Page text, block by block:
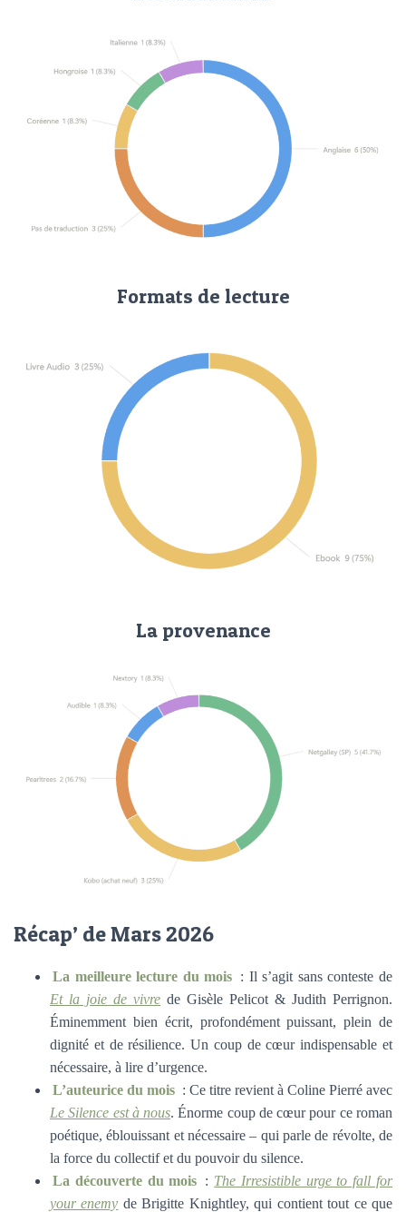
Formats de lecture
La provenance
Récap’ de Mars 2026
La meilleure lecture du mois : Il s’agit sans conteste de
Et la joie de vivre de Gisèle Pelicot & Judith Perrignon.
Éminemment bien écrit, profondément puissant, plein de
dignité et de résilience. Un coup de cœur indispensable et
nécessaire, à lire d’urgence.
L’auteurice du mois : Ce titre revient à Coline Pierré avec
Le Silence est à nous. Énorme coup de cœur pour ce roman
poétique, éblouissant et nécessaire – qui parle de révolte, de
la force du collectif et du pouvoir du silence.
La découverte du mois : The Irresistible urge to fall for
your enemy de Brigitte Knightley, qui contient tout ce que